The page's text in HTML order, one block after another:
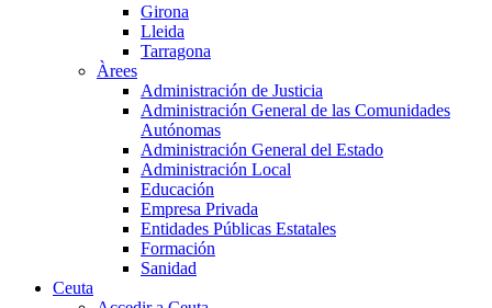
Girona
Lleida
Tarragona
Àrees
Administración de Justicia
Administración General de las Comunidades
Autónomas
Administración General del Estado
Administración Local
Educación
Empresa Privada
Entidades Públicas Estatales
Formación
Sanidad
Ceuta